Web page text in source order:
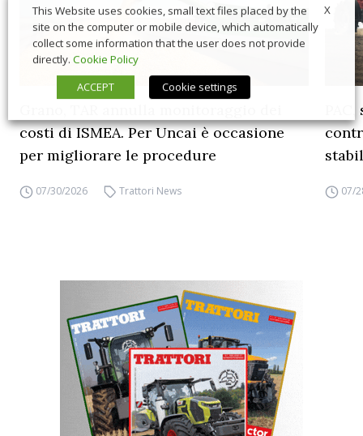
costi di ISMEA. Per Uncai è occasione
per migliorare le procedure
07/30/2026 Trattori News 07/
X
This Website uses cookies, small text files placed by the
site on the computer or mobile device, which automatically
collect some information that the user does not provide
directly. Cookie Policy
ACCEPT
Cookie settings